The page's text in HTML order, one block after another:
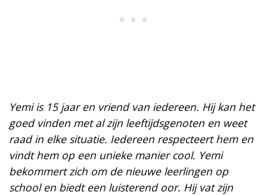
Yemi is 15 jaar en vriend van iedereen. Hij kan het
goed vinden met al zijn leeftijdsgenoten en weet
raad in elke situatie. Iedereen respecteert hem en
vindt hem op een unieke manier cool. Yemi
bekommert zich om de nieuwe leerlingen op
school en biedt een luisterend oor. Hij vat zijn